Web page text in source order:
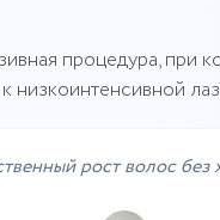
процедура, при
низкоинтенсивной
рост волос без